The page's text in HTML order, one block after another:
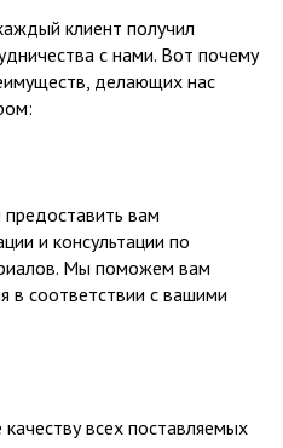
клиент получил
с нами. Вот почему
делающих нас
вам
и консультации по
Мы поможем вам
в соответствии с вашими
всех поставляемых